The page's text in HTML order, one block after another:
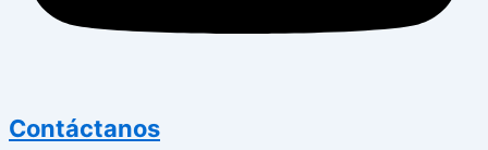
Contáctanos